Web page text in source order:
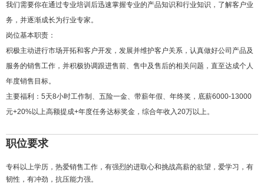
我们需要你在通过专业培训后迅速掌握专业的产品知识和行业知识，了解客户业
务，并逐渐成长为行业专家。
岗位基本职责：
积极主动进行市场开拓和客户开发，发展并维护客户关系，认真做好公司产品及
服务的销售工作，并积极协调跟进售前、售中及售后的相关问题，直至达成个人
年度销售目标。
主要福利：5天8小时工作制、五险一金、带薪年假、年终奖，底薪6000-13000
元+20%以上高额提成+年度任务达标奖金，综合年收入20万以上。
职位要求
专科以上学历，热爱销售工作，有强烈的进取心和挑战高薪的欲望，爱学习，有
韧性，有冲劲，抗压能力强。